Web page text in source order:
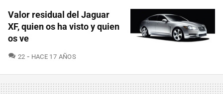
Valor residual del Jaguar
XF, quien os ha visto y quien
os ve
22 COMENTARIOS
HACE 17 AÑOS